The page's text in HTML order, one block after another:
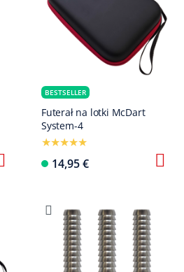
BESTSELLER
Futerał na lotki McDart
System-4
14,95 €